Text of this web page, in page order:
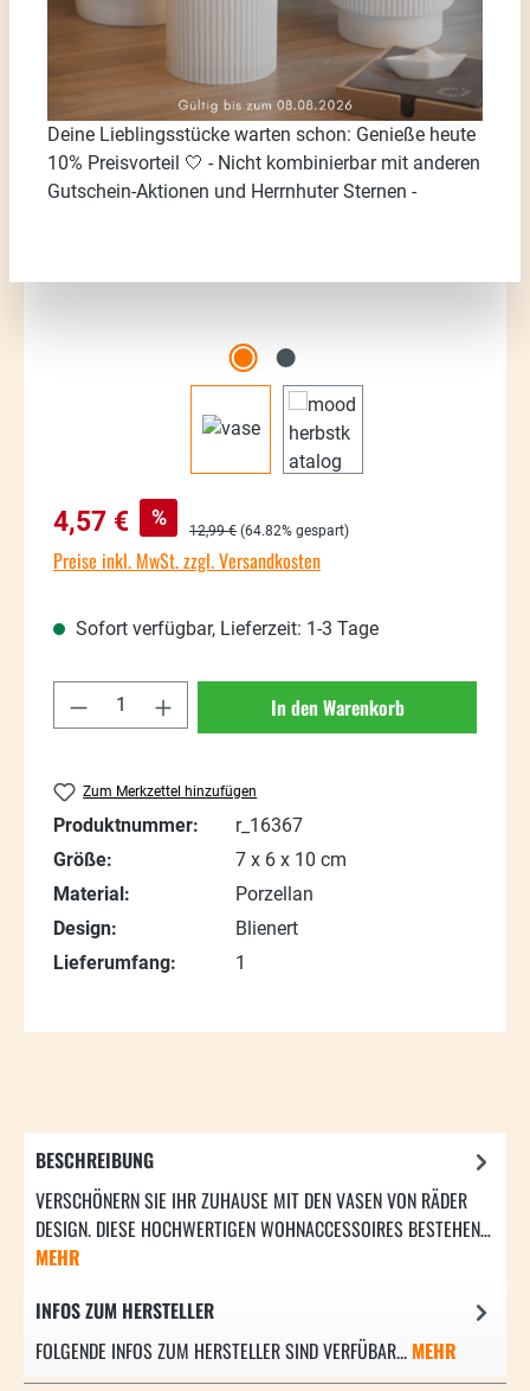
Bildergalerie überspringen
Verkaufspreis:
4,57 € % Regulärer Preis:
12,99 € (64.82% gespart)
Preise inkl. MwSt. zzgl. Versandkosten
Sofort verfügbar, Lieferzeit: 1-3 Tage
Produkt Anzahl: Gib den gewünschten
In den Warenkorb
Zum Merkzettel hinzufügen
Produktnummer:
r_16367
Größe:
7 x 6 x 10 cm
Material:
Porzellan
Design:
Blienert
Lieferumfang:
1
BESCHREIBUNG
VERSCHÖNERN SIE IHR ZUHAUSE MIT DEN VASEN VON RÄDER
DESIGN. DIESE HOCHWERTIGEN WOHNACCESSOIRES BESTEHEN…
MEHR
INFOS ZUM HERSTELLER
FOLGENDE INFOS ZUM HERSTELLER SIND VERFÜBAR... MEHR
Deine Lieblingsstücke warten schon: Genieße heute
10% Preisvorteil 🤍 - Nicht kombinierbar mit anderen
Gutschein-Aktionen und Herrnhuter Sternen -